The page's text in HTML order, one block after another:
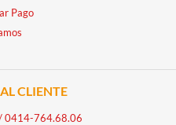
Pago
CLIENTE
0414-764.68.06